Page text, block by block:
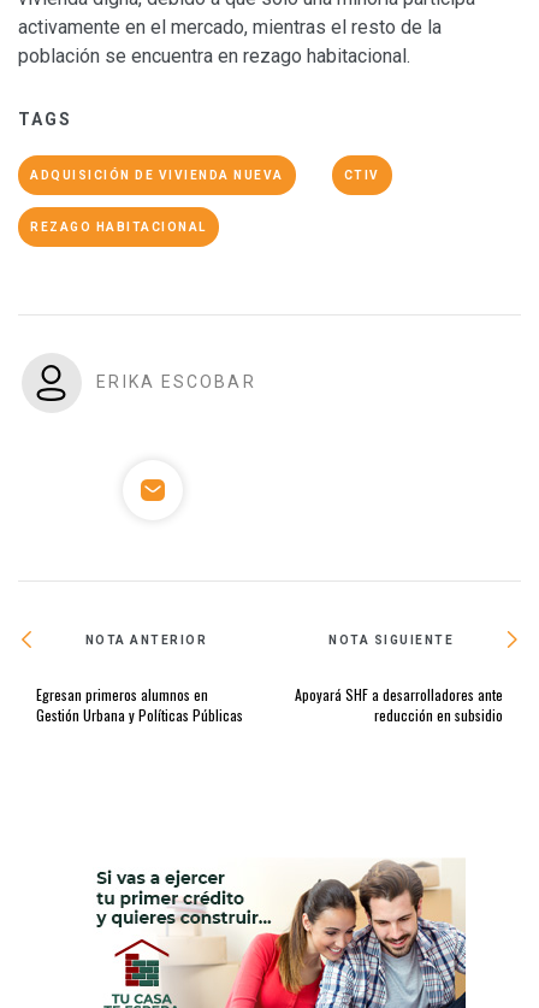
activamente en el mercado, mientras el resto de la
población se encuentra en rezago habitacional.
TAGS
ADQUISICIÓN DE VIVIENDA NUEVA CTIV
REZAGO HABITACIONAL
ERIKA ESCOBAR
NOTA ANTERIOR
Egresan primeros alumnos en
Gestión Urbana y Políticas Públicas
NOTA SIGUIENTE
Apoyará SHF a desarrolladores ante
reducción en subsidio